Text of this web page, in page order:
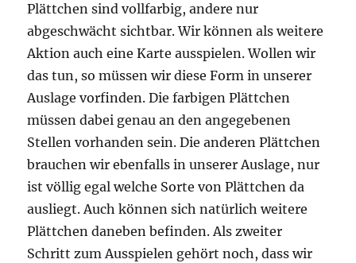
Plättchen sind vollfarbig, andere nur
abgeschwächt sichtbar. Wir können als weitere
Aktion auch eine Karte ausspielen. Wollen wir
das tun, so müssen wir diese Form in unserer
Auslage vorfinden. Die farbigen Plättchen
müssen dabei genau an den angegebenen
Stellen vorhanden sein. Die anderen Plättchen
brauchen wir ebenfalls in unserer Auslage, nur
ist völlig egal welche Sorte von Plättchen da
ausliegt. Auch können sich natürlich weitere
Plättchen daneben befinden. Als zweiter
Schritt zum Ausspielen gehört noch, dass wir